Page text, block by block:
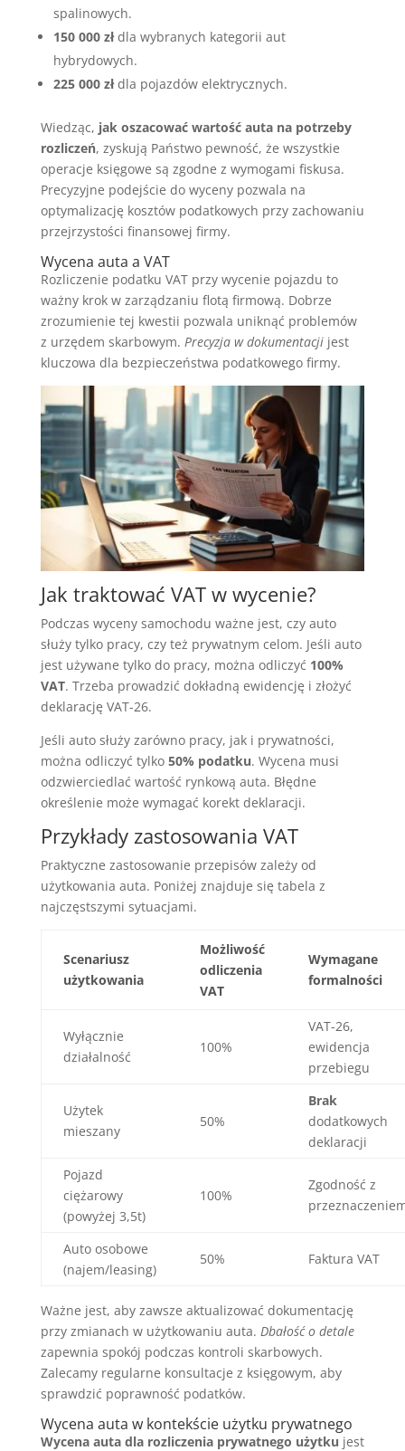
spalinowych.
150 000 złdla wybranych kategorii aut
hybrydowych.
225 000 złdla pojazdów elektrycznych.
Wiedząc, jak oszacować wartość auta na potrzeby
rozliczeń, zyskują Państwo pewność, że wszystkie
operacje księgowe są zgodne z wymogami fiskusa.
Precyzyjne podejście do wyceny pozwala na
optymalizację kosztów podatkowych przy zachowaniu
przejrzystości finansowej firmy.
Wycena auta a VAT
Rozliczenie podatku VAT przy wycenie pojazdu to
ważny krok w zarządzaniu flotą firmową. Dobrze
zrozumienie tej kwestii pozwala uniknąć problemów
z urzędem skarbowym. Precyzja w dokumentacjijest
kluczowa dla bezpieczeństwa podatkowego firmy.
Jak traktować VAT w wycenie?
Podczas wyceny samochodu ważne jest, czy auto
służy tylko pracy, czy też prywatnym celom. Jeśli auto
jest używane tylko do pracy, można odliczyć 100%
VAT. Trzeba prowadzić dokładną ewidencję i złożyć
deklarację VAT-26.
Jeśli auto służy zarówno pracy, jak i prywatności,
można odliczyć tylko 50% podatku. Wycena musi
odzwierciedlać wartość rynkową auta. Błędne
określenie może wymagać korekt deklaracji.
Przykłady zastosowania VAT
Praktyczne zastosowanie przepisów zależy od
użytkowania auta. Poniżej znajduje się tabela z
najczęstszymi sytuacjami.
Scenariusz
użytkowania
Możliwość
odliczenia
VAT
Wymagane
formalności
Wyłącznie
działalność
100%
VAT-26,
ewidencja
przebiegu
Użytek
mieszany
50%
Brak
dodatkowych
deklaracji
Pojazd
ciężarowy
(powyżej 3,5t)
100%
Zgodność z
Auto osobowe
(najem/leasing)
50% Faktura VAT
Ważne jest, aby zawsze aktualizować dokumentację
przy zmianach w użytkowaniu auta. Dbałość o detale
zapewnia spokój podczas kontroli skarbowych.
Zalecamy regularne konsultacje z księgowym, aby
sprawdzić poprawność podatków.
Wycena auta w kontekście użytku prywatnego
Wycena auta dla rozliczenia prywatnego użytku jest